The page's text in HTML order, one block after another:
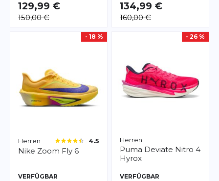
129,99 €
150,00 €
134,99 €
160,00 €
- 18 %
Herren 4.5
Nike Zoom Fly 6
VERFÜGBAR
- 26 %
Herren
Puma Deviate Nitro 4
Hyrox
VERFÜGBAR